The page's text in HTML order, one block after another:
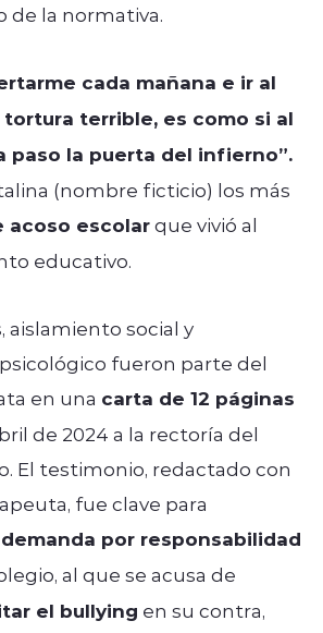
la normativa.
cada mañana e ir al
terrible, es como si al
paso la puerta del infierno”.
(nombre ficticio) los más
acoso escolarque vivió al
educativo.
aislamiento social y
fueron parte del
en una carta de 12 páginas
de 2024 a la rectoría del
El testimonio, redactado con
fue clave para
demanda por responsabilidad
al que se acusa de
el bullying en su contra,